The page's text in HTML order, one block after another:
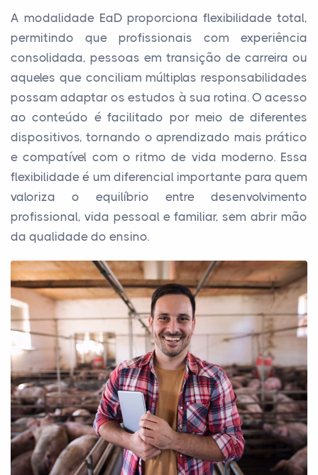
A modalidade EaD proporciona flexibilidade total,
permitindo que profissionais com experiência
consolidada, pessoas em transição de carreira ou
aqueles que conciliam múltiplas responsabilidades
possam adaptar os estudos à sua rotina. O acesso
ao conteúdo é facilitado por meio de diferentes
dispositivos, tornando o aprendizado mais prático
e compatível com o ritmo de vida moderno. Essa
flexibilidade é um diferencial importante para quem
valoriza o equilíbrio entre desenvolvimento
profissional, vida pessoal e familiar, sem abrir mão
da qualidade do ensino.